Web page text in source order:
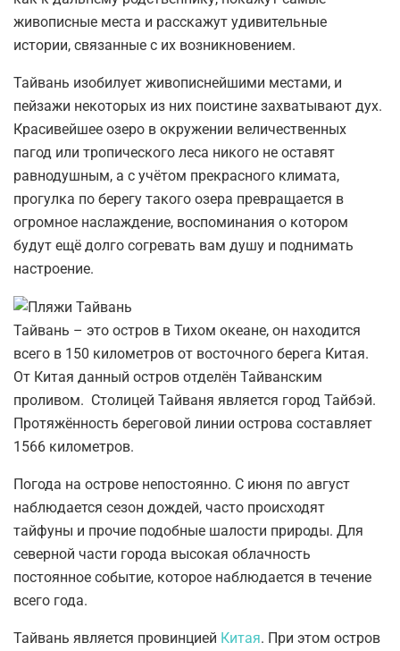
живописные места и расскажут удивительные
истории, связанные с их возникновением.
Тайвань изобилует живописнейшими местами, и
пейзажи некоторых из них поистине захватывают дух.
Красивейшее озеро в окружении величественных
пагод или тропического леса никого не оставят
равнодушным, а с учётом прекрасного климата,
прогулка по берегу такого озера превращается в
огромное наслаждение, воспоминания о котором
будут ещё долго согревать вам душу и поднимать
настроение.
Тайвань – это остров в Тихом океане, он находится
всего в 150 километров от восточного берега Китая.
От Китая данный остров отделён Тайванским
проливом. Столицей Тайваня является город Тайбэй.
Протяжённость береговой линии острова составляет
1566 километров.
Погода на острове непостоянно. С июня по август
наблюдается сезон дождей, часто происходят
тайфуны и прочие подобные шалости природы. Для
северной части города высокая облачность
постоянное событие, которое наблюдается в течение
всего года.
Тайвань является провинцией Китая. При этом остров